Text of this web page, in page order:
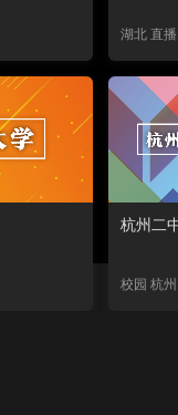
湖北 直播
杭州二
校园 杭州